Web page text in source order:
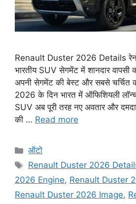
Renault Duster 2026 Details
भारतीय SUV सेगमेंट में शानदार
अपनी सेगमेंट की बेस्ट और सबसे चर्चित
2026 के दिन भारत में ऑफिशियली
SUV अब पूरी तरह नए अवतार और
की … Read more
Categories
ऑटो
Tags
Renault Duster 2026
2026 Engine, Renault Duster
Renault Duster 2026 Image,